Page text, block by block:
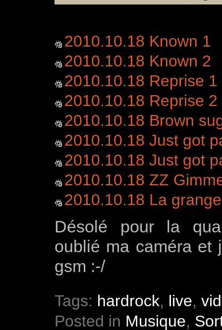
2010.10.18 Known 1
2010.10.18 Known 2
2010.10.18 Reprise 1
2010.10.18 Reprise 2
2010.10.18 Brown
2010.10.18 Just got
2010.10.18 Just got
2010.10.18 ZZ
2010.10.18 La grange
Désolé pour la
oublié ma caméra et
gsm :-/
Tags: hardrock, live,
Posted in Musique,